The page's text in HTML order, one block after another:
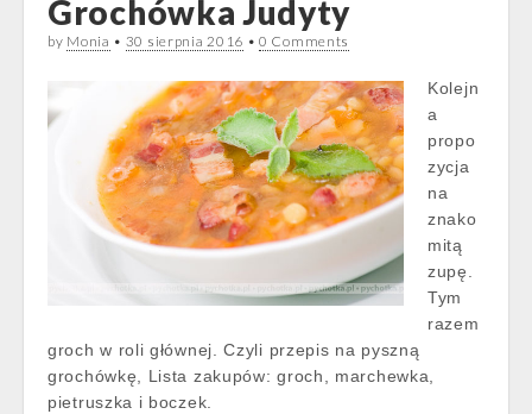
Grochówka Judyty
by Monia • 30 sierpnia 2016 •0 Comments
Kolejn
a
propo
zycja
na
znako
mitą
zupę.
Tym
razem
groch w roli głównej. Czyli przepis na pyszną
grochówkę, Lista zakupów: groch, marchewka,
pietruszka i boczek.